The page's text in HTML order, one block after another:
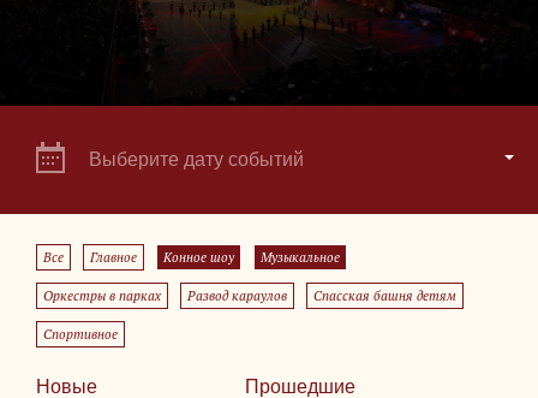
Выберите дату событий
Все Главное Конное шоу Музыкальное
Оркестры в парках Развод караулов Спасская башня детям
Спортивное
Новые
Прошедшие